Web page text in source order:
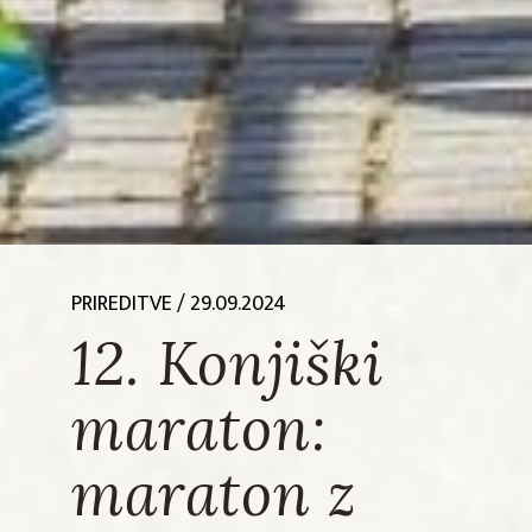
PRIREDITVE/ 29.09.2024
12. Konjiški
maraton:
maraton z